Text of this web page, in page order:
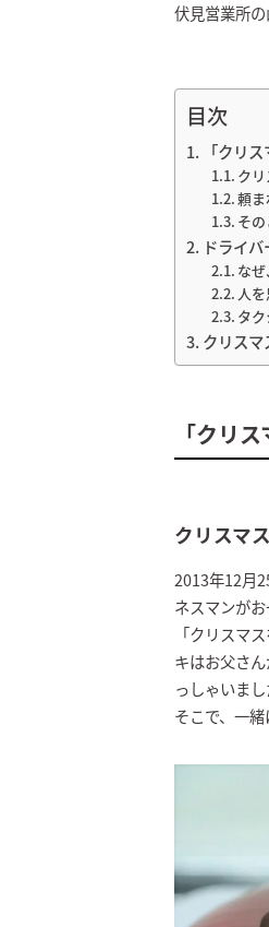
伏見営業所
目次
「クリ
ク
頼
そ
ドライ
な
人
タ
クリス
「クリ
クリスマ
2013年12月
ネスマンがお
「クリスマ
キはお父さ
っしゃいまし
そこで、一